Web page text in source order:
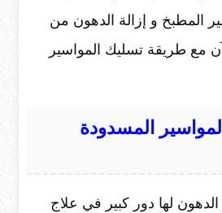
المطبخ و إزالة الدهون من
مع طريقة تسليك المواسير
المسدودة
لها دور كبير في علاج